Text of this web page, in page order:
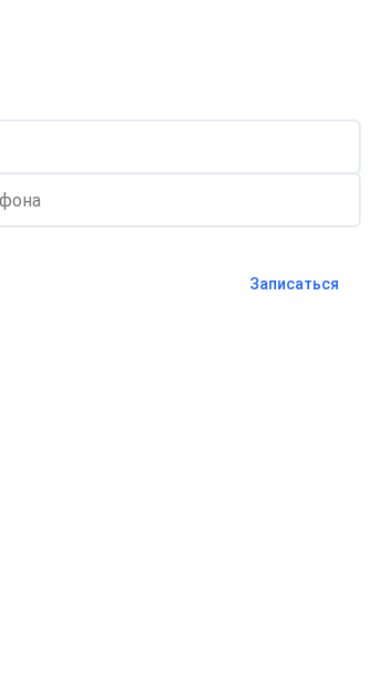
Записаться